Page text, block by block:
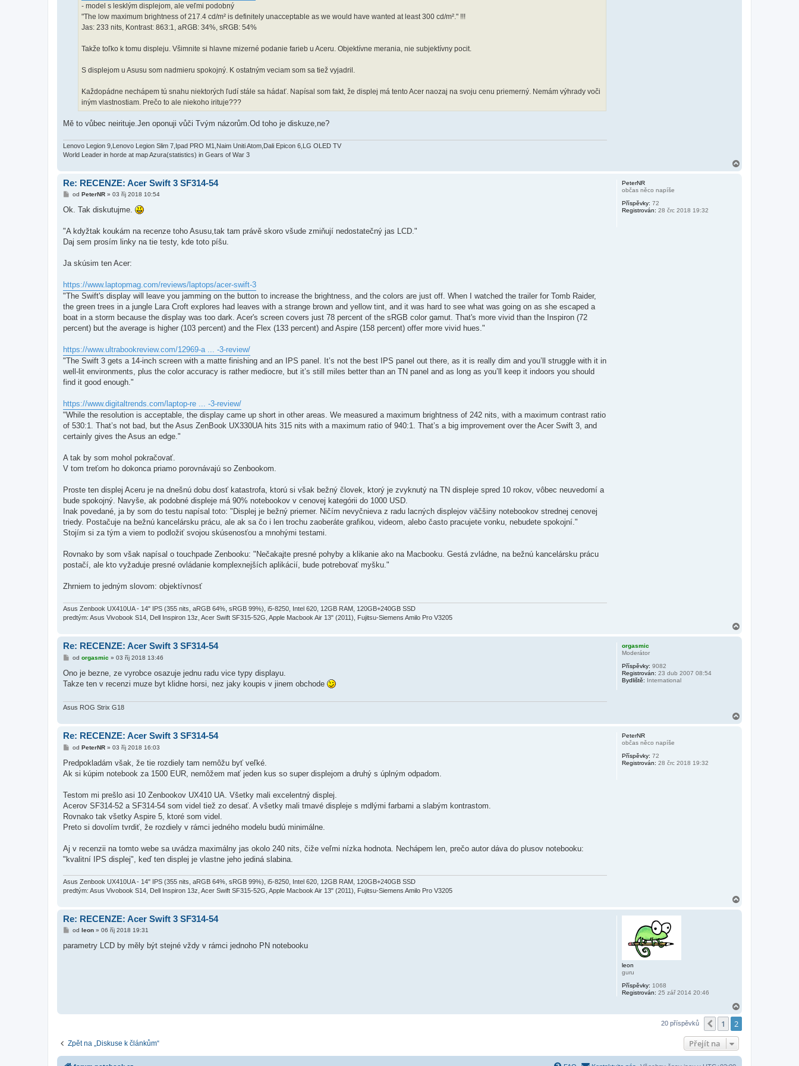
- model s lesklým displejom, ale veľmi podobný
"The low maximum brightness of 217.4 cd/m² is definitely unacceptable as we would have wanted at least 300 cd/m²." !!!
Jas: 233 nits, Kontrast: 863:1, aRGB: 34%, sRGB: 54%
Takže toľko k tomu displeju. Všimnite si hlavne mizerné podanie farieb u Aceru. Objektívne merania, nie subjektívny pocit.
S displejom u Asusu som nadmieru spokojný. K ostatným veciam som sa tiež vyjadril.
Každopádne nechápem tú snahu niektorých ľudí stále sa hádať. Napísal som fakt, že displej má tento Acer naozaj na svoju cenu priemerný. Nemám výhrady voči
iným vlastnostiam. Prečo to ale niekoho irituje???
Mě to vůbec neirituje.Jen oponuji vůči Tvým názorům.Od toho je diskuze,ne?
Lenovo Legion 9,Lenovo Legion Slim 7,Ipad PRO M1,Naim Uniti Atom,Dali Epicon 6,LG OLED TV
World Leader in horde at map Azura(statistics) in Gears of War 3
PeterNR
občas něco napíše
Příspěvky: 72
Registrován: 28 črc 2018 19:32
Re: RECENZE: Acer Swift 3 SF314-54
P
í
ě
e
od PeterNR» 03 říj 2018 10:54
Ok. Tak diskutujme.
"A kdyžtak koukám na recenze toho Asusu,tak tam právě skoro všude zmiňují nedostatečný jas LCD."
Daj sem prosím linky na tie testy, kde toto píšu.
Ja skúsim ten Acer:
https://www.laptopmag.com/reviews/laptops/acer-swift-3
"The Swift's display will leave you jamming on the button to increase the brightness, and the colors are just off. When I watched the trailer for Tomb Raider,
the green trees in a jungle Lara Croft explores had leaves with a strange brown and yellow tint, and it was hard to see what was going on as she escaped a
boat in a storm because the display was too dark. Acer's screen covers just 78 percent of the sRGB color gamut. That's more vivid than the Inspiron (72
percent) but the average is higher (103 percent) and the Flex (133 percent) and Aspire (158 percent) offer more vivid hues."
https://www.ultrabookreview.com/12969-a ... -3-review/
"The Swift 3 gets a 14-inch screen with a matte finishing and an IPS panel. It’s not the best IPS panel out there, as it is really dim and you’ll struggle with it in
well-lit environments, plus the color accuracy is rather mediocre, but it’s still miles better than an TN panel and as long as you’ll keep it indoors you should
find it good enough."
https://www.digitaltrends.com/laptop-re ... -3-review/
"While the resolution is acceptable, the display came up short in other areas. We measured a maximum brightness of 242 nits, with a maximum contrast ratio
of 530:1. That’s not bad, but the Asus ZenBook UX330UA hits 315 nits with a maximum ratio of 940:1. That’s a big improvement over the Acer Swift 3, and
certainly gives the Asus an edge."
A tak by som mohol pokračovať.
V tom treťom ho dokonca priamo porovnávajú so Zenbookom.
Proste ten displej Aceru je na dnešnú dobu dosť katastrofa, ktorú si však bežný človek, ktorý je zvyknutý na TN displeje spred 10 rokov, vôbec neuvedomí a
bude spokojný. Navyše, ak podobné displeje má 90% notebookov v cenovej kategórii do 1000 USD.
Inak povedané, ja by som do testu napísal toto: "Displej je bežný priemer. Ničím nevyčnieva z radu lacných displejov väčšiny notebookov strednej cenovej
triedy. Postačuje na bežnú kancelársku prácu, ale ak sa čo i len trochu zaoberáte grafikou, videom, alebo často pracujete vonku, nebudete spokojní."
Stojím si za tým a viem to podložiť svojou skúsenosťou a mnohými testami.
Rovnako by som však napísal o touchpade Zenbooku: "Nečakajte presné pohyby a klikanie ako na Macbooku. Gestá zvládne, na bežnú kancelársku prácu
postačí, ale kto vyžaduje presné ovládanie komplexnejších aplikácií, bude potrebovať myšku."
Zhrniem to jedným slovom: objektívnosť
Asus Zenbook UX410UA - 14" IPS (355 nits, aRGB 64%, sRGB 99%), i5-8250, Intel 620, 12GB RAM, 120GB+240GB SSD
predtým: Asus Vivobook S14, Dell Inspiron 13z, Acer Swift SF315-52G, Apple Macbook Air 13" (2011), Fujitsu-Siemens Amilo Pro V3205
orgasmic
Moderátor
Příspěvky: 9082
Registrován: 23 dub 2007 08:54
Bydliště: International
Re: RECENZE: Acer Swift 3 SF314-54
P
í
p
e
od orgasmic » 03 říj 2018 13:46
Ono je bezne, ze vyrobce osazuje jednu radu vice typy displayu.
Takze ten v recenzi muze byt klidne horsi, nez jaky koupis v jinem obchode
Asus ROG Strix G18
PeterNR
občas něco napíše
Příspěvky: 72
Registrován: 28 črc 2018 19:32
Re: RECENZE: Acer Swift 3 SF314-54
P
í
p
e
k
od PeterNR» 03 říj 2018 16:03
Predpokladám však, že tie rozdiely tam nemôžu byť veľké.
Ak si kúpim notebook za 1500 EUR, nemôžem mať jeden kus so super displejom a druhý s úplným odpadom.
Testom mi prešlo asi 10 Zenbookov UX410 UA. Všetky mali excelentný displej.
Acerov SF314-52 a SF314-54 som videl tiež zo desať. A všetky mali tmavé displeje s mdlými farbami a slabým kontrastom.
Rovnako tak všetky Aspire 5, ktoré som videl.
Preto si dovolím tvrdiť, že rozdiely v rámci jedného modelu budú minimálne.
Aj v recenzii na tomto webe sa uvádza maximálny jas okolo 240 nits, čiže veľmi nízka hodnota. Nechápem len, prečo autor dáva do plusov notebooku:
"kvalitní IPS displej", keď ten displej je vlastne jeho jediná slabina.
Asus Zenbook UX410UA - 14" IPS (355 nits, aRGB 64%, sRGB 99%), i5-8250, Intel 620, 12GB RAM, 120GB+240GB SSD
predtým: Asus Vivobook S14, Dell Inspiron 13z, Acer Swift SF315-52G, Apple Macbook Air 13" (2011), Fujitsu-Siemens Amilo Pro V3205
leon
guru
Příspěvky: 1068
Registrován: 25 zář 2014 20:46
Re: RECENZE: Acer Swift 3 SF314-54
P
í
od leon» 06 říj 2018 19:31
parametry LCD by měly být stejné vždy v rámci jednoho PN notebooku
o
20 příspěvků Předchozí
1 2
Zpět na „Diskuse k článkům“ Přejít na